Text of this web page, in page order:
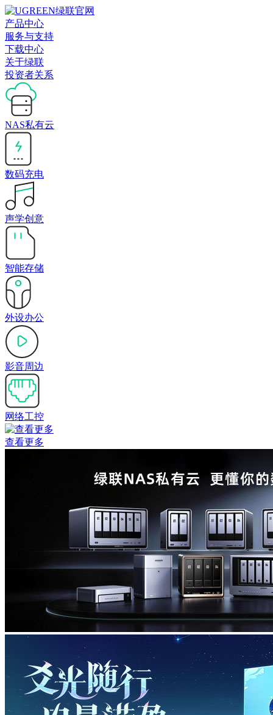
产品中心
服务与支持
下载中心
关于绿联
投资者关系
NAS私有云
数码充电
声学创意
智能存储
外设办公
影音周边
网络工控
查看更多